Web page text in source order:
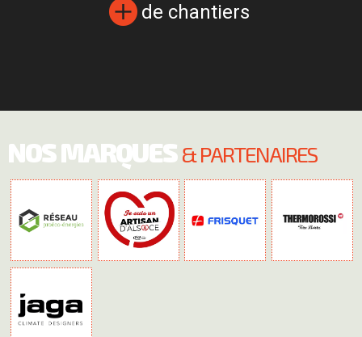
de chantiers
NOS MARQUES& PARTENAIRES